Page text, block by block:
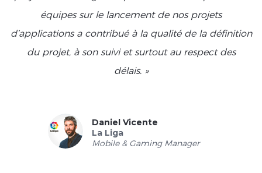
équipes sur le lancement de nos projets
d’applications a contribué à la qualité de la définition
du projet, à son suivi et surtout au respect des
délais. »
Daniel Vicente
La Liga
Mobile & Gaming Manager